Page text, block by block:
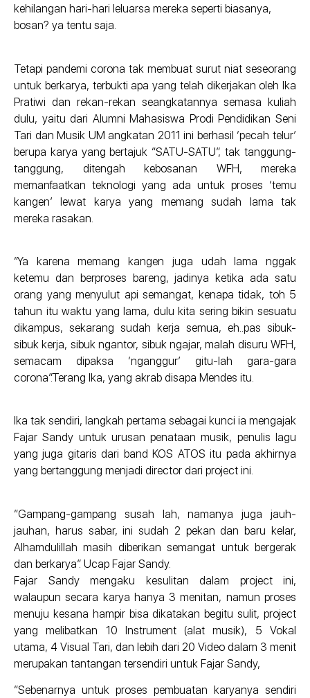
kehilangan hari-hari leluarsa mereka seperti biasanya,
bosan? ya tentu saja.
Tetapi pandemi corona tak membuat surut niat seseorang
untuk berkarya, terbukti apa yang telah dikerjakan oleh Ika
Pratiwi dan rekan-rekan seangkatannya semasa kuliah
dulu, yaitu dari Alumni Mahasiswa Prodi Pendidikan Seni
Tari dan Musik UM angkatan 2011 ini berhasil ‘pecah telur’
berupa karya yang bertajuk “SATU-SATU”, tak tanggung-
tanggung, ditengah kebosanan WFH, mereka
memanfaatkan teknologi yang ada untuk proses ‘temu
kangen’ lewat karya yang memang sudah lama tak
mereka rasakan.
“Ya karena memang kangen juga udah lama nggak
ketemu dan berproses bareng, jadinya ketika ada satu
orang yang menyulut api semangat, kenapa tidak, toh 5
tahun itu waktu yang lama, dulu kita sering bikin sesuatu
dikampus, sekarang sudah kerja semua, eh..pas sibuk-
sibuk kerja, sibuk ngantor, sibuk ngajar, malah disuru WFH,
semacam dipaksa ‘nganggur’ gitu-lah gara-gara
corona”.Terang Ika, yang akrab disapa Mendes itu.
Ika tak sendiri, langkah pertama sebagai kunci ia mengajak
Fajar Sandy untuk urusan penataan musik, penulis lagu
yang juga gitaris dari band KOS ATOS itu pada akhirnya
yang bertanggung menjadi director dari project ini.
“Gampang-gampang susah lah, namanya juga jauh-
jauhan, harus sabar, ini sudah 2 pekan dan baru kelar,
Alhamdulillah masih diberikan semangat untuk bergerak
dan berkarya”. Ucap Fajar Sandy.
Fajar Sandy mengaku kesulitan dalam project ini,
walaupun secara karya hanya 3 menitan, namun proses
menuju kesana hampir bisa dikatakan begitu sulit, project
yang melibatkan 10 Instrument (alat musik), 5 Vokal
utama, 4 Visual Tari, dan lebih dari 20 Video dalam 3 menit
merupakan tantangan tersendiri untuk Fajar Sandy,
“Sebenarnya untuk proses pembuatan karyanya sendiri